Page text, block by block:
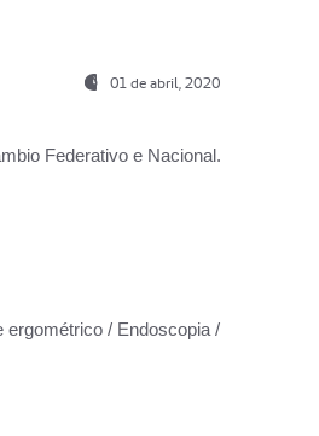
01 de abril, 2020
Federativo e Nacional.
ergométrico / Endoscopia /